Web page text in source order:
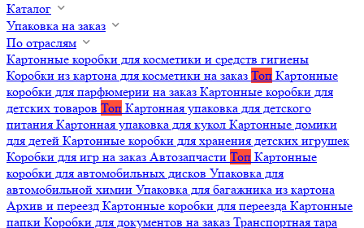
Каталог
Упаковка на заказ
По отраслям
Картонные коробки для косметики и средств гигиены
Коробки из картона для косметики на заказ Топ Картонные
коробки для парфюмерии на заказ Картонные коробки для
детских товаров Топ Картонная упаковка для детского
питания Картонная упаковка для кукол Картонные домики
для детей Картонные коробки для хранения детских игрушек
Коробки для игр на заказ Автозапчасти Топ Картонные
коробки для автомобильных дисков Упаковка для
автомобильной химии Упаковка для багажника из картона
Архив и переезд Картонные коробки для переезда Картонные
папки Коробки для документов на заказ Транспортная тара